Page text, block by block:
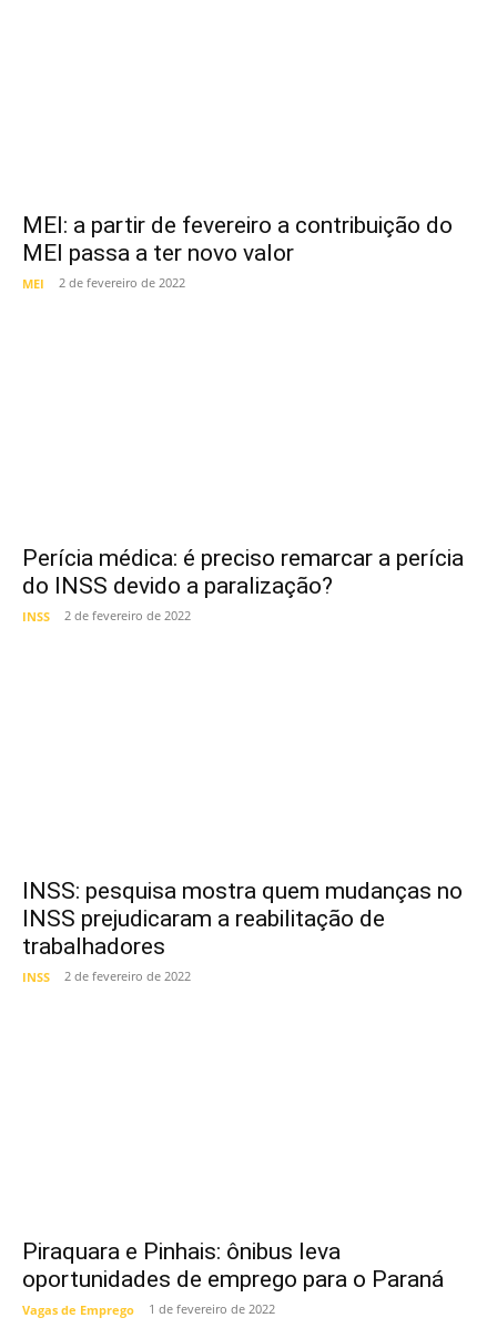
MEI: a partir de fevereiro a contribuição do
MEI passa a ter novo valor
MEI 2 de fevereiro de 2022
Perícia médica: é preciso remarcar a perícia
do INSS devido a paralização?
INSS 2 de fevereiro de 2022
INSS: pesquisa mostra quem mudanças no
INSS prejudicaram a reabilitação de
trabalhadores
INSS 2 de fevereiro de 2022
Piraquara e Pinhais: ônibus leva
oportunidades de emprego para o Paraná
Vagas de Emprego 1 de fevereiro de 2022